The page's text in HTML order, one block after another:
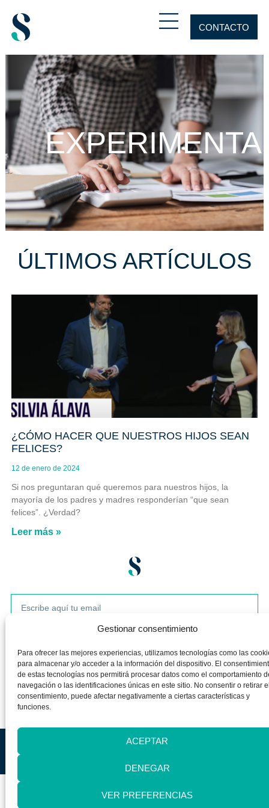
Gestionar consentimiento
Para ofrecer las mejores experiencias, utilizamos tecnologías como las
para almacenar y/o acceder a la información del dispositivo. El
de estas tecnologías nos permitirá procesar datos como el comportamiento
navegación o las identificaciones únicas en este sitio. No consentir o retirar
consentimiento, puede afectar negativamente a ciertas características y
funciones.
ACEPTAR
DENEGAR
VER PREFERENCIAS
CONTACTO
ÚLTIMOS ARTÍCULOS
¿CÓMO HACER QUE NUESTROS HIJOS SEAN
FELICES?
12 de enero de 2024
Si nos preguntaran qué queremos para nuestros hijos, la
mayoría de los padres y madres responderían “que sean
felices”. ¿Verdad?
Leer más »
Política de privacidadPolítica de cookies